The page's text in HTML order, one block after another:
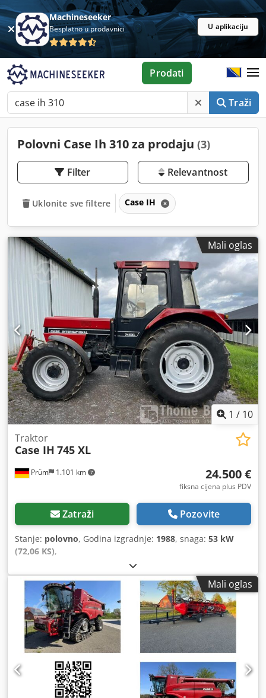
Machineseeker
Besplatno u prodavnici U aplikaciju
Traži
Prodati
Polovni Case Ih 310 za prodaju (3)
Filter Relevantnost
Uklonite sve filtere Case IH
Mali oglas
1 / 10
Prüm 1.101 km
Traktor
Case IH 745 XL
24.500 €
fiksna cijena plus PDV
Zatraži Pozovite
Stanje: polovno, Godina izgradnje: 1988, snaga: 53 kW
(72,06 KS),
Mali oglas